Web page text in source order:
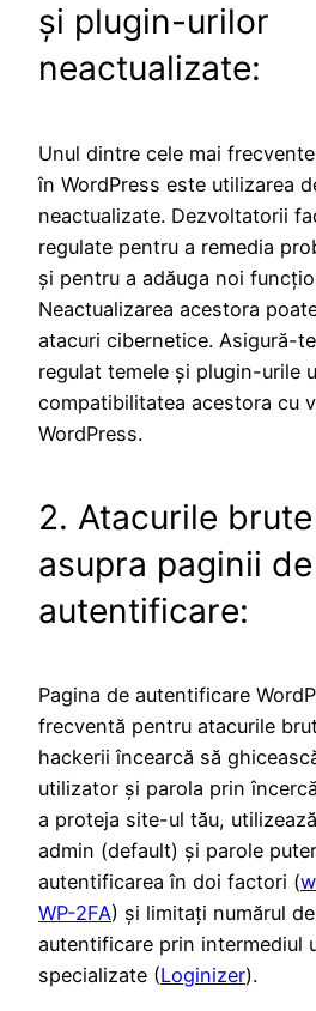
și plugin-urilor
neactualizate:
Unul dintre cele mai
în WordPress este utilizarea
neactualizate. Dezvoltatorii
regulate pentru a remedia
și pentru a adăuga noi
Neactualizarea acestora
atacuri cibernetice. Asigură-
regulat temele și plugin-urile
compatibilitatea acestora cu
WordPress.
2. Atacurile
asupra paginii de
autentificare:
Pagina de autentificare
frecventă pentru atacurile
hackerii încearcă să
utilizator și parola prin
a proteja site-ul tău,
admin (default) și parole
autentificarea în doi factori (
WP-2FA) și limitați numărul
autentificare prin intermediul
specializate (Loginizer).